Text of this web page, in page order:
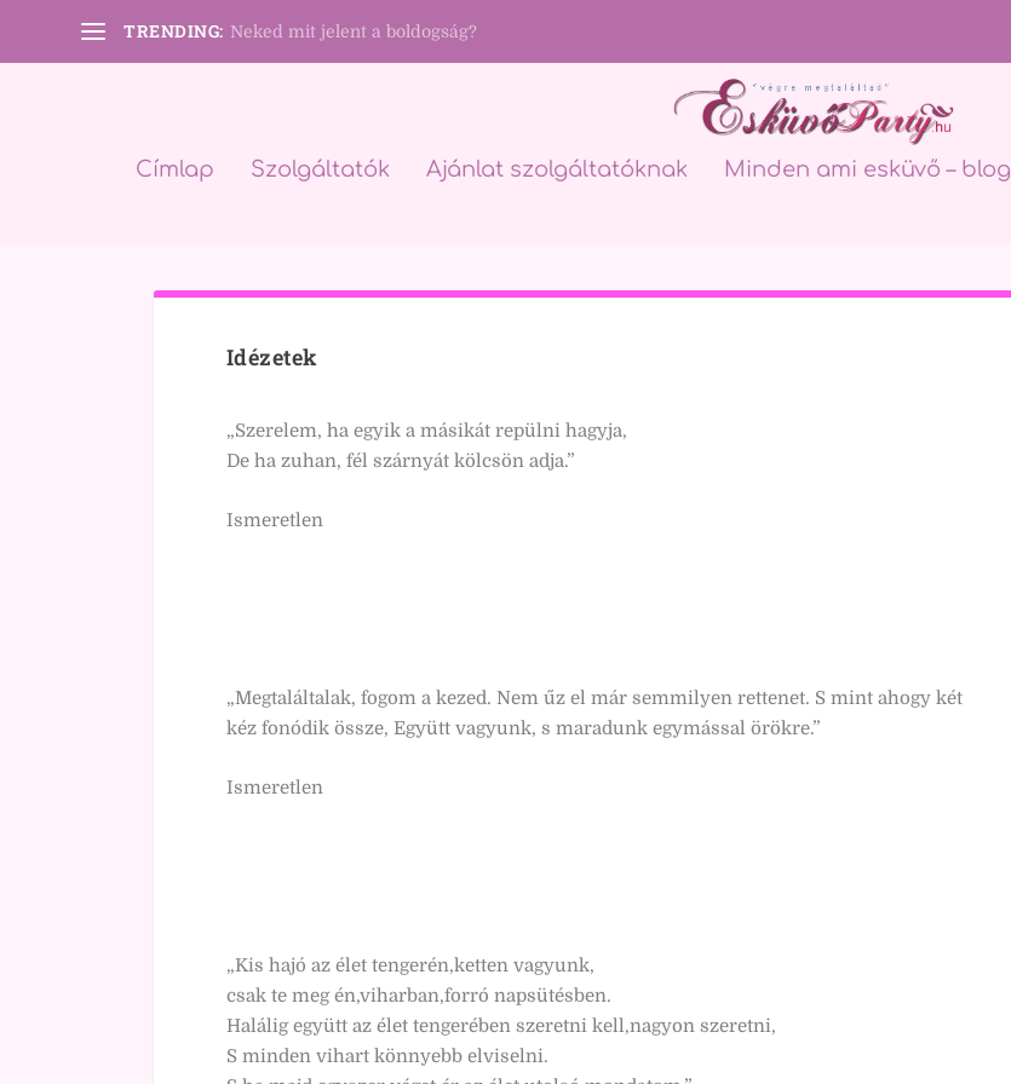
TRENDING: Neked mit jelent a boldogság?
Címlap Szolgáltatók Ajánlat szolgáltatóknak Minden ami esküvő – blog
Idézetek
„Szerelem, ha egyik a másikát repülni hagyja,
De ha zuhan, fél szárnyát kölcsön adja.”
Ismeretlen
„Megtaláltalak, fogom a kezed. Nem űz el már semmilyen rettenet. S mint ahogy két
kéz fonódik össze, Együtt vagyunk, s maradunk egymással örökre.”
Ismeretlen
„Kis hajó az élet tengerén,ketten vagyunk,
csak te meg én,viharban,forró napsütésben.
Halálig együtt az élet tengerében szeretni kell,nagyon szeretni,
S minden vihart könnyebb elviselni.